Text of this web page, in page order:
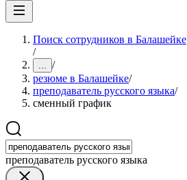
Поиск сотрудников в Балашейке
/
... /
резюме в Балашейке/
преподаватель русского языка/
сменный график
преподаватель русского языка